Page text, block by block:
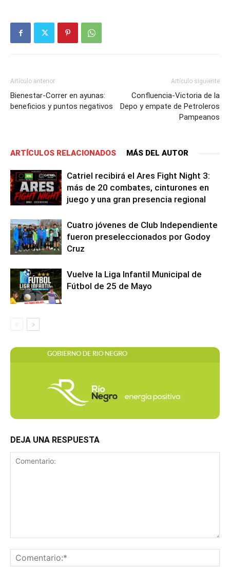
Artículo anterior
Bienestar-Correr en ayunas:
beneficios y puntos negativos
Artículo siguiente
Confluencia-Victoria de la
Depo y empate de Petroleros
Pampeanos
ARTÍCULOS RELACIONADOS MÁS DEL AUTOR
Catriel recibirá el Ares Fight Night 3:
más de 20 combates, cinturones en
juego y una gran presencia regional
Cuatro jóvenes de Club Independiente
fueron preseleccionados por Godoy
Cruz
Vuelve la Liga Infantil Municipal de
Fútbol de 25 de Mayo
DEJA UNA RESPUESTA